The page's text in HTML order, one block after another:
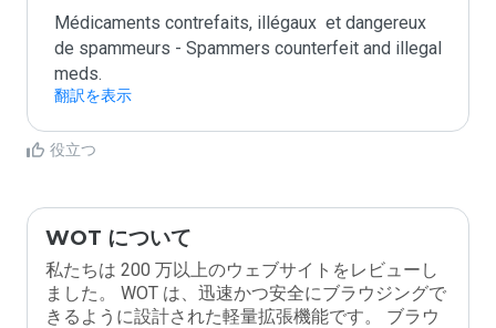
Médicaments contrefaits, illégaux  et dangereux
de spammeurs - Spammers counterfeit and illegal
meds.
翻訳を表示
役立つ
WOT について
私たちは 200 万以上のウェブサイトをレビューし
ました。 WOT は、迅速かつ安全にブラウジングで
きるように設計された軽量拡張機能です。 ブラウ